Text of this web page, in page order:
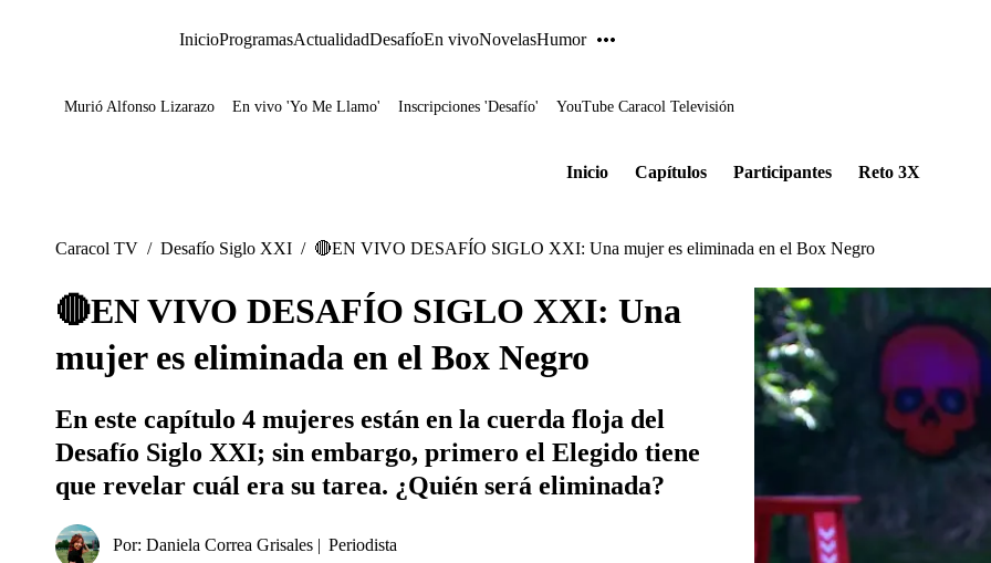
InicioProgramasActualidadDesafíoEn vivoNovelasHumor
Juegos
Murió Alfonso Lizarazo En vivo 'Yo Me Llamo' Inscripciones 'Desafío' YouTube Caracol Televisión
Inicio Capítulos Participantes Reto 3X
Caracol TV / Desafío Siglo XXI / 🔴EN VIVO DESAFÍO SIGLO XXI: Una mujer es eliminada en el Box Negro
🔴EN VIVO DESAFÍO SIGLO XXI: Una
mujer es eliminada en el Box Negro
En este capítulo 4 mujeres están en la cuerda floja del
Desafío Siglo XXI; sin embargo, primero el Elegido tiene
que revelar cuál era su tarea. ¿Quién será eliminada?
Por: Daniela Correa Grisales Periodista